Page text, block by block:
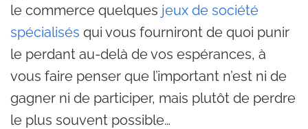
le commerce quelques jeux de société
spécialisés qui vous fourniront de quoi punir
le perdant au-delà de vos espérances, à
vous faire penser que l’important n’est ni de
gagner ni de participer, mais plutôt de perdre
le plus souvent possible…